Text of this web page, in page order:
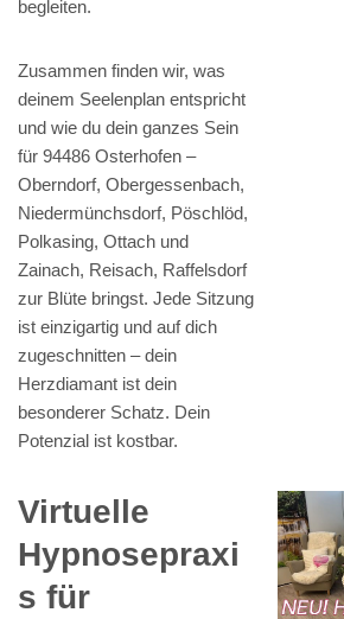
begleiten.
Zusammen finden wir, was
deinem Seelenplan entspricht
und wie du dein ganzes Sein
für 94486 Osterhofen –
Oberndorf, Obergessenbach,
Niedermünchsdorf, Pöschlöd,
Polkasing, Ottach und
Zainach, Reisach, Raffelsdorf
zur Blüte bringst. Jede Sitzung
ist einzigartig und auf dich
zugeschnitten – dein
Herzdiamant ist dein
besonderer Schatz. Dein
Potenzial ist kostbar.
Virtuelle
Hypnosepraxi
s für